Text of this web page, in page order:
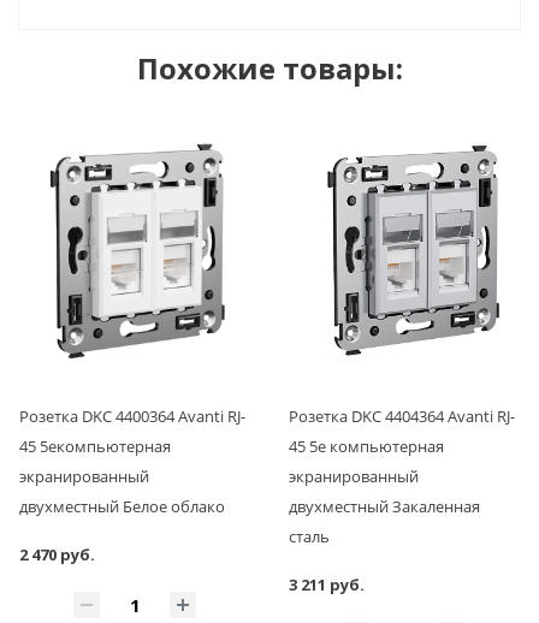
Похожие товары:
Розетка DKC 4400364 Avanti RJ-
45 5eкомпьютерная
экранированный
двухместный Белое облако
2 470 руб.
Розетка DKC 4404364 Avanti RJ-
45 5e компьютерная
экранированный
двухместный Закаленная
сталь
3 211 руб.